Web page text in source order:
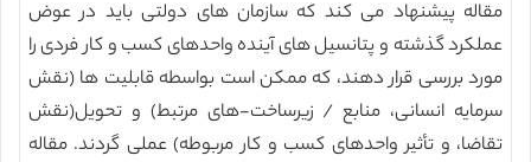
مقاله پیشنهاد می کند که سازمان های دولتی باید در عوض
عملکرد گذشته و پتانسیل های آینده واحدهای کسب و کار فردی را
مورد بررسی قرار دهند، که ممکن است بواسطه قابلیت ها (نقش
سرمایه انسانی، منابع / زیرساخت-های مرتبط) و تحویل(نقش
تقاضا، و تأثیر واحدهای کسب و کار مربوطه) عملی گردند. مقاله